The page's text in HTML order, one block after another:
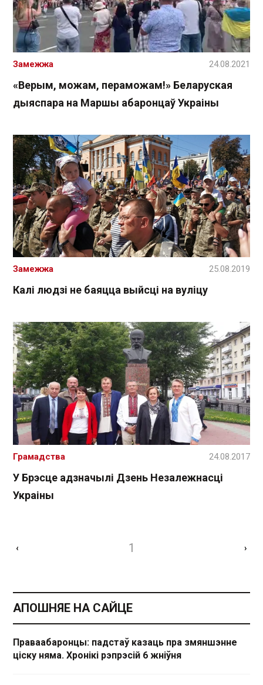
«Верым, можам, пераможам!» Беларуская
дыяспара на Маршы абаронцаў Украіны
Замежжа 24.08.2021
Калі людзі не баяцца выйсці на вуліцу
Замежжа 25.08.2019
У Брэсце адзначылі Дзень Незалежнасці
Украіны
Грамадства 24.08.2017
‹ 1 ›
АПОШНЯЕ НА САЙЦЕ
Праваабаронцы: падстаў казаць пра змяншэнне
ціску няма. Хронікі рэпрэсій 6 жніўня